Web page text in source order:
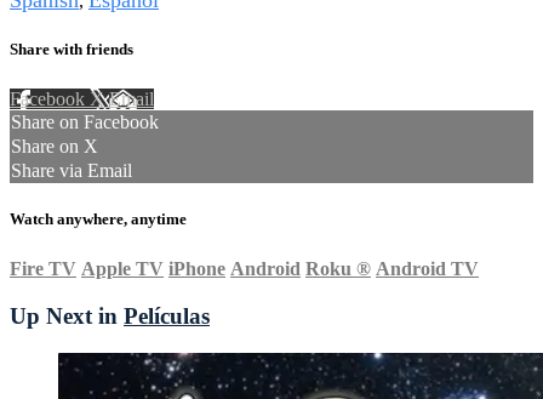
Share with friends
Facebook XEmail
Share on Facebook
Share on X
Share via Email
Watch anywhere, anytime
Fire TV Apple TV iPhone Android Roku ® Android TV
Up Next in Películas